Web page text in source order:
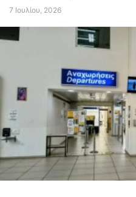
7 Ιουλίου, 2026